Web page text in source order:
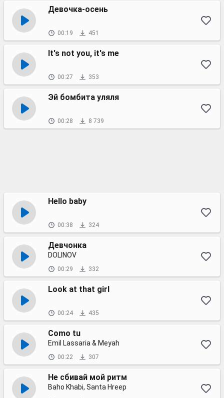
Девочка-осень
00:19 451
It's not you, it's me
00:27 353
Эй бомбита уляля
00:28 8 739
Hello baby
00:38 324
Девчонка
DOLINOV
00:29 332
Look at that girl
00:24 435
Como tu
Emil Lassaria & Meyah
00:22 307
Не сбивай мой ритм
Baho Khabi, Santa Hreep